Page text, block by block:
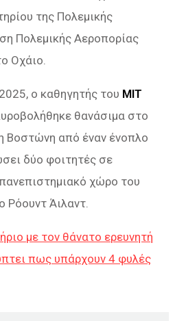
της Πολεμικής
Πολεμικής Αεροπορίας
Οχάιο.
ο καθηγητής του MIT
θανάσιμα στο
Βοστώνη από έναν ένοπλο
δύο φοιτητές σε
χώρο του
Ρόουντ Άιλαντ.
με τον θάνατο ερευνητή
πως υπάρχουν 4 φυλές